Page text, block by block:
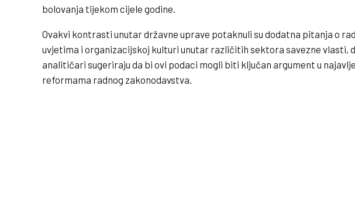
bolovanja tijekom cijele godine.
Ovakvi kontrasti unutar državne uprave potaknuli su dodatna pitanja o
uvjetima i organizacijskoj kulturi unutar različitih sektora savezne vlasti,
analitičari sugeriraju da bi ovi podaci mogli biti ključan argument u
reformama radnog zakonodavstva.